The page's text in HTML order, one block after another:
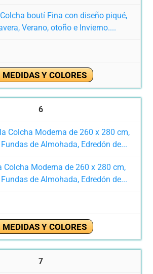
boutí Fina con diseño piqué,
Verano, otoño e Invierno....
MEDIDAS Y COLORES
6
Colcha Moderna de 260 x 280 cm,
de Almohada, Edredón de...
MEDIDAS Y COLORES
7